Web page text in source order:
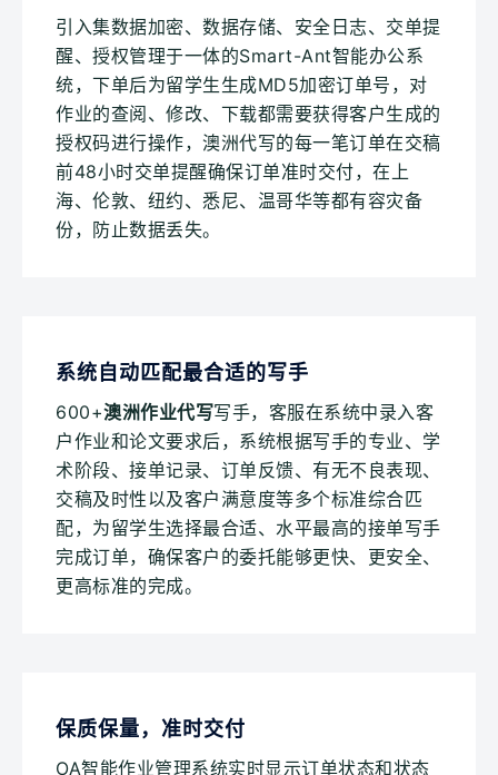
引入集数据加密、数据存储、安全日志、交单提
醒、授权管理于一体的Smart-Ant智能办公系
统，下单后为留学生生成MD5加密订单号，对
作业的查阅、修改、下载都需要获得客户生成的
授权码进行操作，澳洲代写的每一笔订单在交稿
前48小时交单提醒确保订单准时交付，在上
海、伦敦、纽约、悉尼、温哥华等都有容灾备
份，防止数据丢失。
系统自动匹配最合适的写手
600+澳洲作业代写写手，客服在系统中录入客
户作业和论文要求后，系统根据写手的专业、学
术阶段、接单记录、订单反馈、有无不良表现、
交稿及时性以及客户满意度等多个标准综合匹
配，为留学生选择最合适、水平最高的接单写手
完成订单，确保客户的委托能够更快、更安全、
更高标准的完成。
保质保量，准时交付
OA智能作业管理系统实时显示订单状态和状态